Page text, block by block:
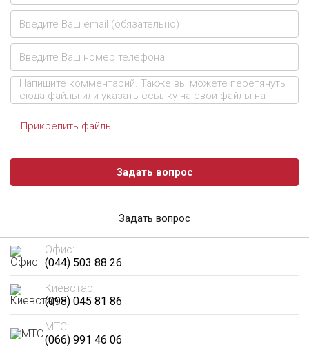
Прикрепить файлы
Задать вопрос
Задать вопрос
Офис:
(044) 503 88 26
Киевстар:
(098) 045 81 86
МТС:
(066) 991 46 06